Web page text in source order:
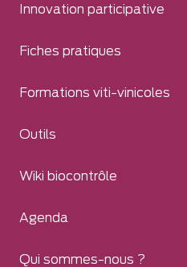
Innovation participative
Fiches pratiques
Formations viti-vinicoles
Outils
Wiki biocontrôle
Agenda
Qui sommes-nous ?